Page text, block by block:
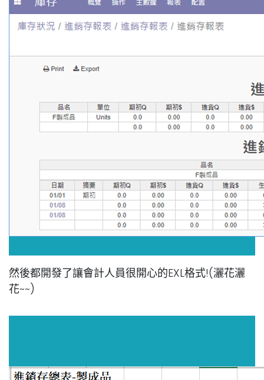
然後都開發了讓會計人員很開心的EXL格式!(灑花灑
花~~)